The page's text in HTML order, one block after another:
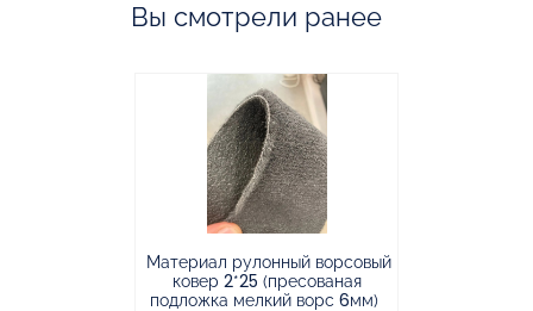
Вы смотрели ранее
Материал рулонный ворсовый
ковер 2*25 (пресованая
подложка мелкий ворс 6мм)